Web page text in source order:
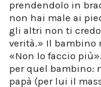
prendendolo in
non hai male ai
gli altri non ti
verità.» Il bambino
«Non lo faccio
per quel bambino:
papà (per lui il